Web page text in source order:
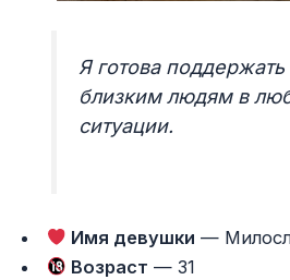
Я готова
близким людям в
ситуации.
Имя девушки —
Возраст — 31